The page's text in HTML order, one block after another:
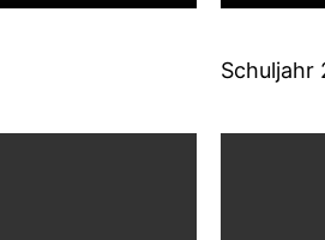
Schuljahr